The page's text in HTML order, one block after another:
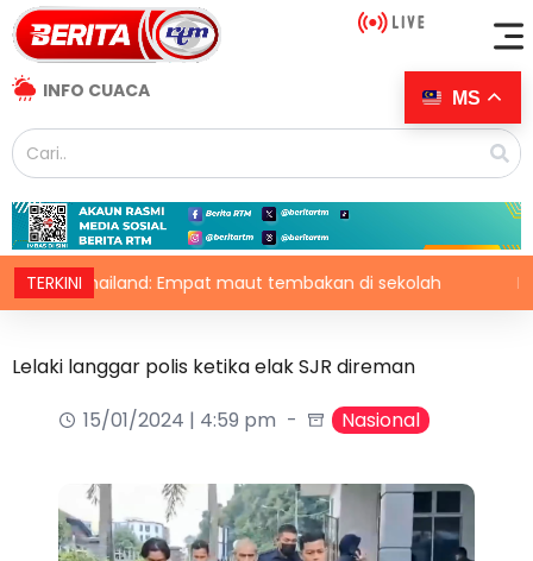
INFO CUACA
TERKINI
Thailand: Empat maut tembakan di sekolah KBS
Lelaki langgar polis ketika elak SJR direman
15/01/2024 | 4:59 pm
Nasional
MS